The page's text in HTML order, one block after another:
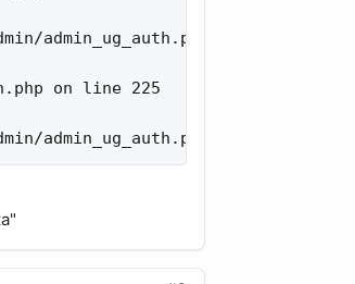
admin_ug_auth.php on line 225
on line 225
admin_ug_auth.php on line 225